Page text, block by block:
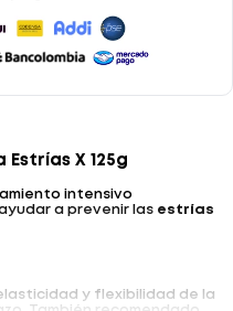
X 125g
intensivo
a prevenir las estrías
y flexibilidad de la